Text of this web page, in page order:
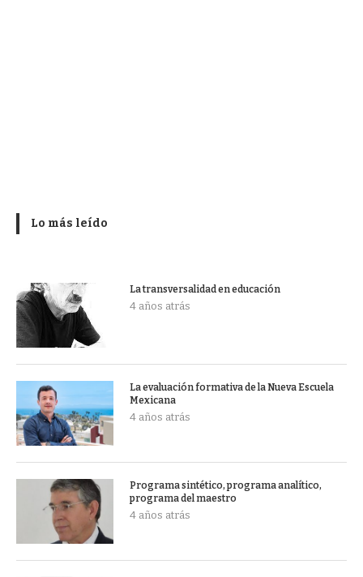
Lo más leído
La transversalidad en educación
4 años atrás
La evaluación formativa de la Nueva Escuela
Mexicana
4 años atrás
Programa sintético, programa analítico,
programa del maestro
4 años atrás